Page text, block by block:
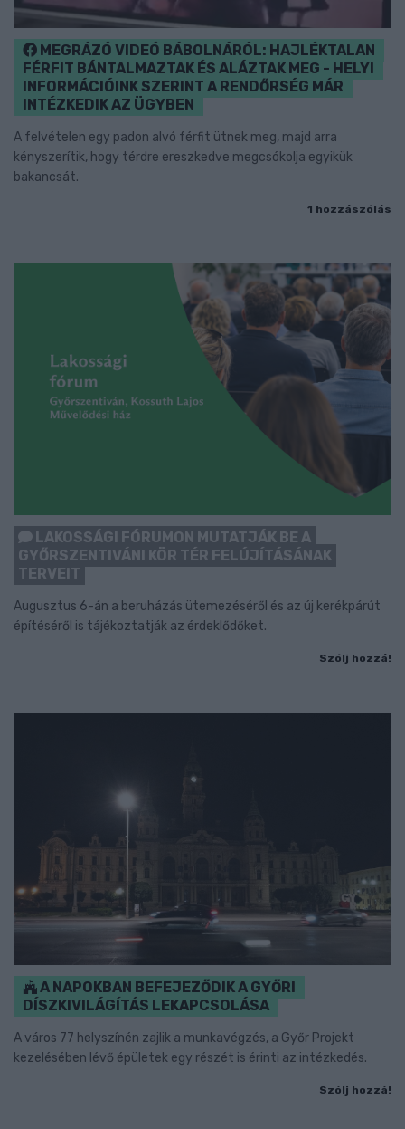
MEGRÁZÓ VIDEÓ BÁBOLNÁRÓL: HAJLÉKTALAN
FÉRFIT BÁNTALMAZTAK ÉS ALÁZTAK MEG - HELYI
INFORMÁCIÓINK SZERINT A RENDŐRSÉG MÁR
INTÉZKEDIK AZ ÜGYBEN
A felvételen egy padon alvó férfit ütnek meg, majd arra
kényszerítik, hogy térdre ereszkedve megcsókolja egyikük
bakancsát.
1 hozzászólás
LAKOSSÁGI FÓRUMON MUTATJÁK BE A
GYŐRSZENTIVÁNI KÖR TÉR FELÚJÍTÁSÁNAK
TERVEIT
Augusztus 6-án a beruházás ütemezéséről és az új kerékpárút
építéséről is tájékoztatják az érdeklődőket.
Szólj hozzá!
A NAPOKBAN BEFEJEZŐDIK A GYŐRI
DÍSZKIVILÁGÍTÁS LEKAPCSOLÁSA
A város 77 helyszínén zajlik a munkavégzés, a Győr Projekt
kezelésében lévő épületek egy részét is érinti az intézkedés.
Szólj hozzá!